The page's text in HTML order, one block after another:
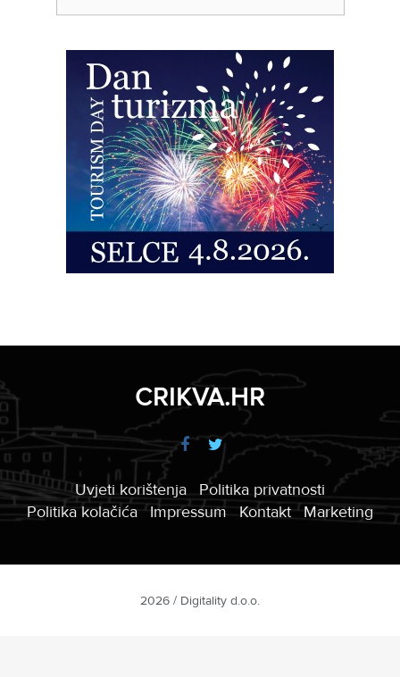
CRIKVA.HR
Uvjeti korištenja
Politika privatnosti
Politika kolačića
Impressum Kontakt Marketing
2026 / Digitality d.o.o.